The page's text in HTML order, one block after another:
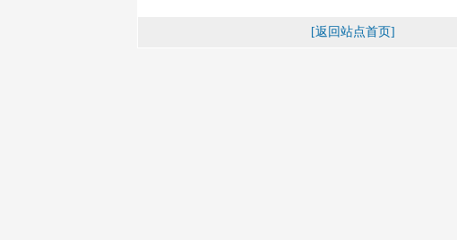
[返回站点首页]